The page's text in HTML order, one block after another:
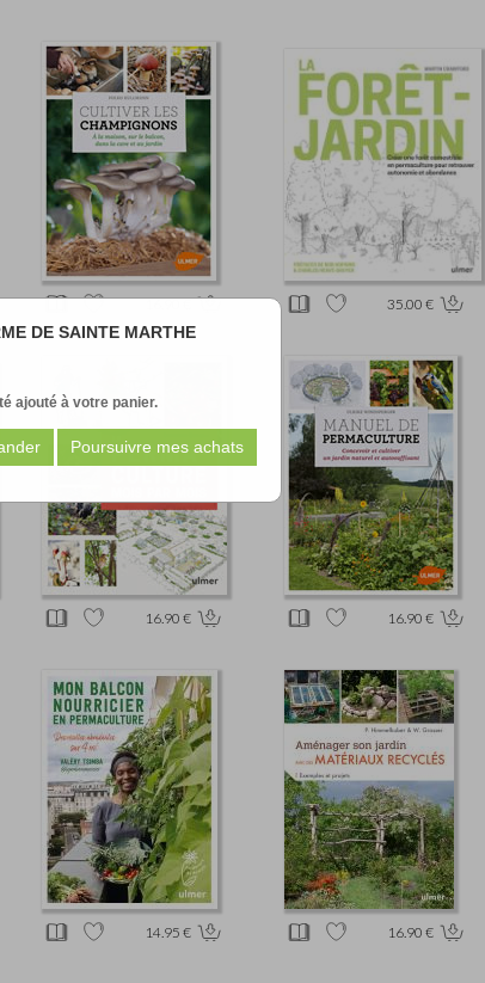
DE SAINTE MARTHE
ajouté à votre panier.
16.90 € 35.00 €
16.90 € 16.90 €
14.95 € 16.90 €